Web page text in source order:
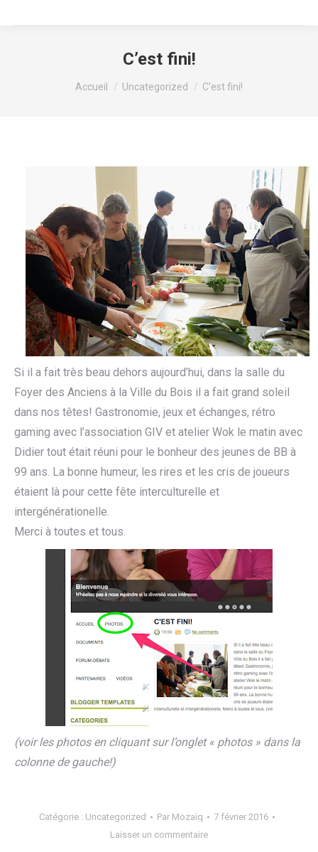
C’est fini!
Vous êtes ici :
Accueil Uncategorized C’est fini!
Si il a fait très beau dehors aujourd’hui, dans la salle du
Foyer des Anciens à la Ville du Bois il a fait grand soleil
dans nos têtes! Gastronomie, jeux et échanges, rétro
gaming avec l’association GIV et atelier Wok le matin avec
Didier tout était réuni pour le bonheur des jeunes de BB à
99 ans. La bonne humeur, les rires et les cris de joueurs
étaient là pour cette fête interculturelle et
intergénérationelle.
Merci à toutes et tous.
(voir les photos en cliquant sur l’onglet « photos » dans la
colonne de gauche!)
Catégorie : Uncategorized Par Mozaïq
7 février 2016
Laisser un commentaire